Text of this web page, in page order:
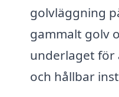
golvläggning
gammalt golv
underlaget för
och hållbar